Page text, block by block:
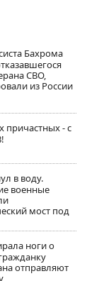
Бахрома
СВО,
из России
причастных - с
в воду.
военные
мост под
ноги о
отправляют